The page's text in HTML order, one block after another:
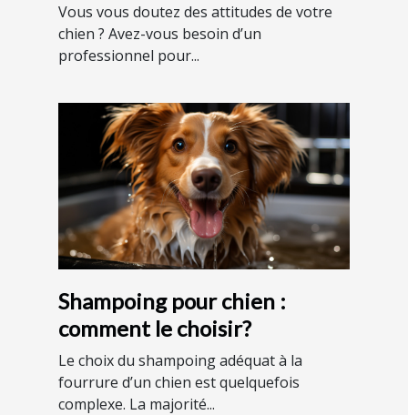
Vous vous doutez des attitudes de votre
chien ? Avez-vous besoin d’un
professionnel pour...
Shampoing pour chien :
comment le choisir?
Le choix du shampoing adéquat à la
fourrure d’un chien est quelquefois
complexe. La majorité...